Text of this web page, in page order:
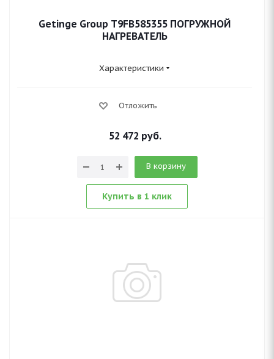
Getinge Group T9FB585355 ПОГРУЖНОЙ
НАГРЕВАТЕЛЬ
Характеристики
Отложить
52 472 руб.
В корзину
Купить в 1 клик